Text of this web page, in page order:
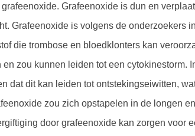
Grafeenoxide is dun en
Grafeenoxide is volgens de onderzoekers
die trombose en bloedklonters kan
en zou kunnen leiden tot een cytokinestorm.
dat dit kan leiden tot ontstekingseiwitten,
zou zich opstapelen in de longen
door grafeenoxide kan zorgen voor